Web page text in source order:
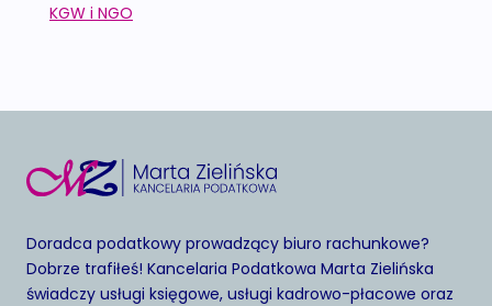
KGW i NGO
Doradca podatkowy prowadzący biuro rachunkowe?
Dobrze trafiłeś! Kancelaria Podatkowa Marta Zielińska
świadczy usługi księgowe, usługi kadrowo-płacowe oraz